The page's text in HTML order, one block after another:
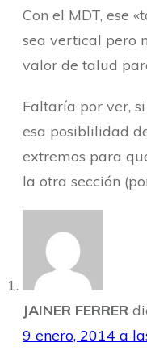
Con el MDT, ese
sea vertical pero
valor de talud
Faltaría por ver,
esa posiblilidad
extremos para
la otra sección
JAINER FERRER
9 enero, 2014 a